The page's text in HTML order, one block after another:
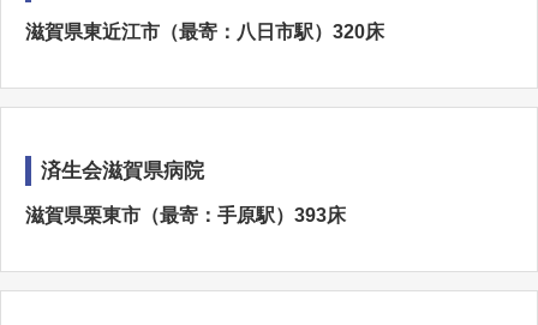
滋賀県東近江市（最寄：八日市駅）320床
済生会滋賀県病院
滋賀県栗東市（最寄：手原駅）393床